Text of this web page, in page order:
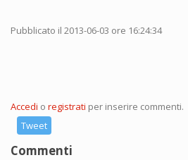
Pubblicato il 2013-06-03 ore 16:24:34
Accedi o registrati per inserire commenti.
Tweet
Commenti